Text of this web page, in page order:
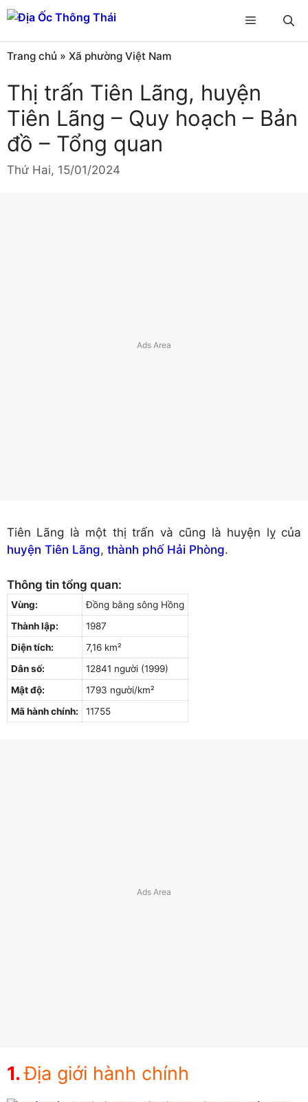
Chuyển
đến
nội
dung
Menu
Trang chủ » Xã phường Việt Nam
Thị trấn Tiên Lãng, huyện
Tiên Lãng – Quy hoạch – Bản
đồ – Tổng quan
Thứ Hai, 15/01/2024
Tiên Lãng là một thị trấn và cũng là huyện lỵ của
huyện Tiên Lãng, thành phố Hải Phòng.
Thông tin tổng quan:
Vùng:
Đồng bằng sông Hồng
Thành lập:
1987
Diện tích:
7,16 km²
Dân số:
12841 người (1999)
Mật độ:
1793 người/km²
Mã hành chính:
11755
Địa giới hành chính